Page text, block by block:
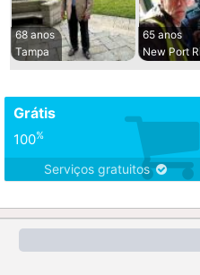
68 anos
Tampa
65 anos
New Port
Grátis
100%
Serviços gratuitos